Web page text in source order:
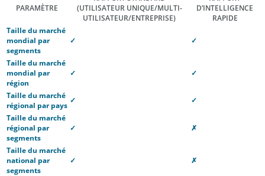
PARAMÈTRE
(UTILISATEUR UNIQUE/MULTI-
UTILISATEUR/ENTREPRISE)
D’INTELLIGENCE
RAPIDE
Taille du marché
mondial par
segments
✓ ✓
Taille du marché
mondial par
région
✓ ✓
Taille du marché
régional par pays
✓
✓
Taille du marché
régional par
segments
✓ ✗
Taille du marché
national par
segments
✓ ✗